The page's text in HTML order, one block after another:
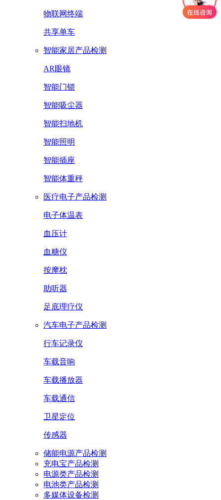
物联网终端
共享单车
智能家居产品检测
AR眼镜
智能门锁
智能吸尘器
智能扫地机
智能照明
智能插座
智能体重秤
医疗电子产品检测
电子体温表
血压计
血糖仪
按摩枕
助听器
足底理疗仪
汽车电子产品检测
行车记录仪
车载音响
车载播放器
车载通信
卫星定位
传感器
储能电源产品检测
充电宝产品检测
电源类产品检测
电池类产品检测
多媒体设备检测